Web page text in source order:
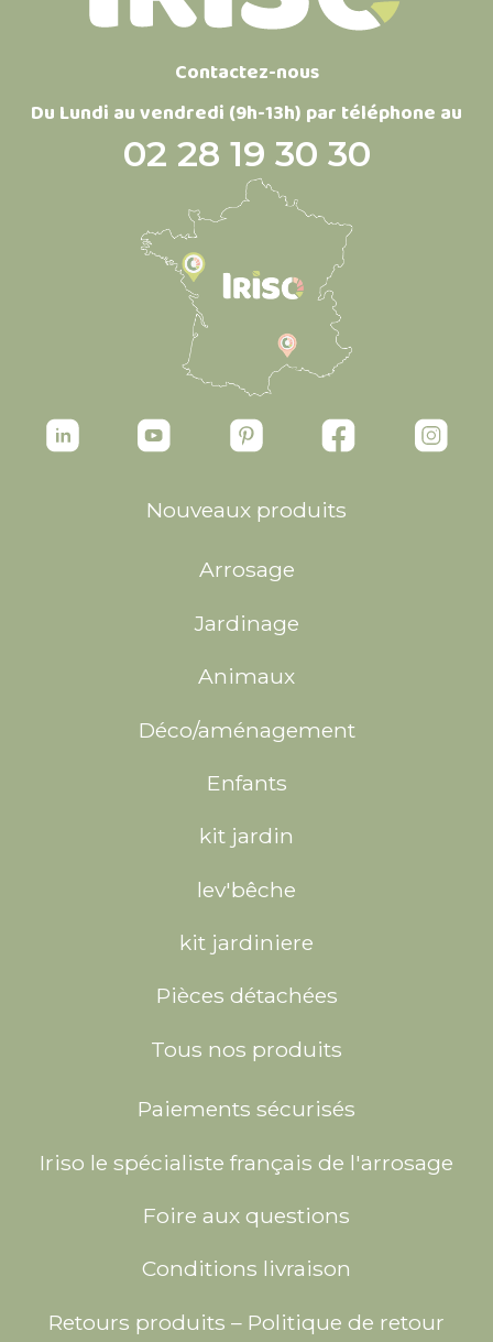
Contactez-nous
Du Lundi au vendredi (9h-13h) par téléphone au
02 28 19 30 30
Nouveaux produits
Arrosage
Jardinage
Animaux
Déco/aménagement
Enfants
kit jardin
lev'bêche
kit jardiniere
Pièces détachées
Tous nos produits
Paiements sécurisés
Iriso le spécialiste français de l'arrosage
Foire aux questions
Conditions livraison
Retours produits – Politique de retour